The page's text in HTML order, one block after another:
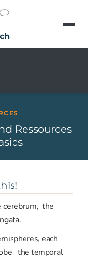
Ressources
cerebrum, the
each
the temporal